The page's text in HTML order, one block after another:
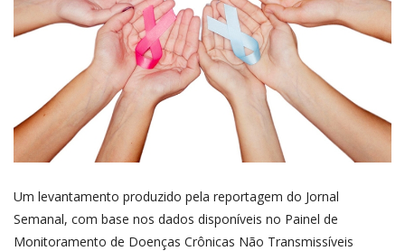
Um levantamento produzido pela reportagem do Jornal
Semanal, com base nos dados disponíveis no Painel de
Monitoramento de Doenças Crônicas Não Transmissíveis